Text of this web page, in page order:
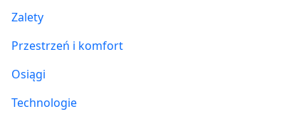
Zalety
Przestrzeń i komfort
Osiągi
Technologie